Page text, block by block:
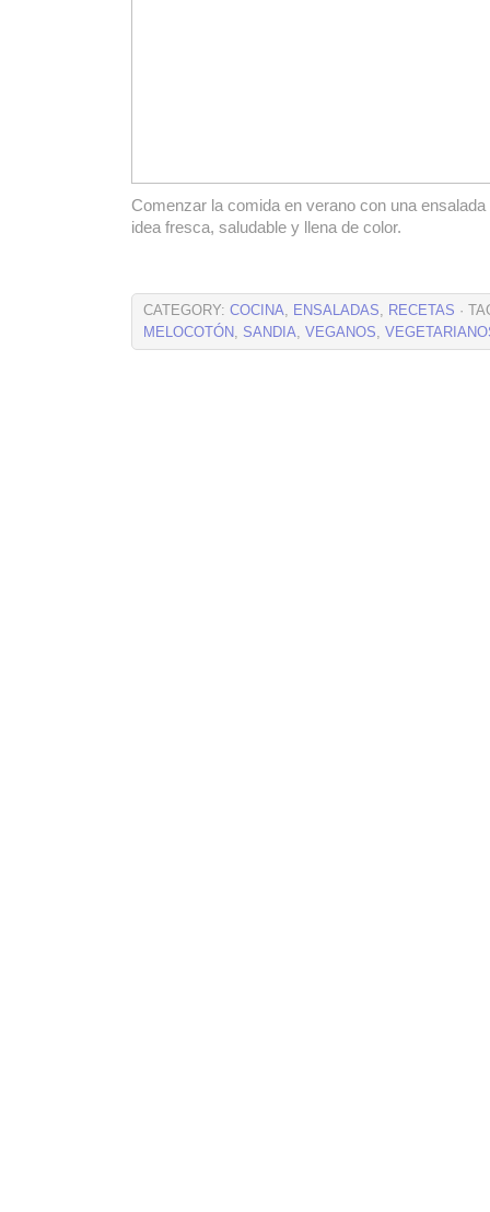
Comenzar la comida en verano con una
idea fresca, saludable y llena de color.
CATEGORY: COCINA, ENSALADAS, RECETAS ·
MELOCOTÓN, SANDIA, VEGANOS,